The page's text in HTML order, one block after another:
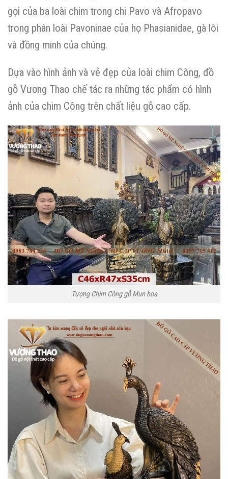
gọi của ba loài chim trong chi Pavo và Afropavo
trong phân loài Pavoninae của họ Phasianidae, gà lôi
và đồng minh của chúng.
Dựa vào hình ảnh và vẻ đẹp của loài chim Công, đồ
gỗ Vương Thao chế tác ra những tác phẩm có hình
ảnh của chim Công trên chất liệu gỗ cao cấp.
Tượng Chim Công gỗ Mun hoa